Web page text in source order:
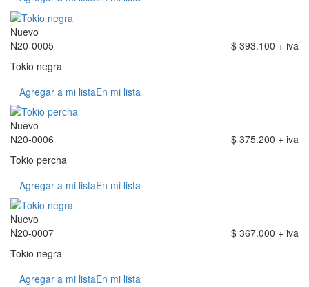
Nuevo
N20-0005
$ 393.100 + iva
Tokio negra
Agregar a mi listaEn mi lista
Nuevo
N20-0006
$ 375.200 + iva
Tokio percha
Agregar a mi listaEn mi lista
Nuevo
N20-0007
$ 367.000 + iva
Tokio negra
Agregar a mi listaEn mi lista